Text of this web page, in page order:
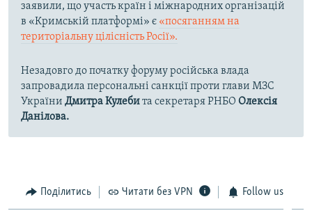
заявили, що участь країн і міжнародних організацій
в «Кримській платформі» є «посяганням на
територіальну цілісність Росії».
Незадовго до початку форуму російська влада
запровадила персональні санкції проти глави МЗС
України Дмитра Кулебита секретаря РНБО Олексія
Данілова.
Поділитись Читати без VPN Follow us